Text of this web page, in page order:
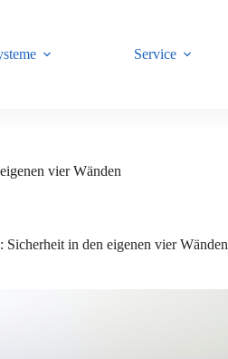
Service
vier Wänden
Sicherheit in den eigenen vier Wänden